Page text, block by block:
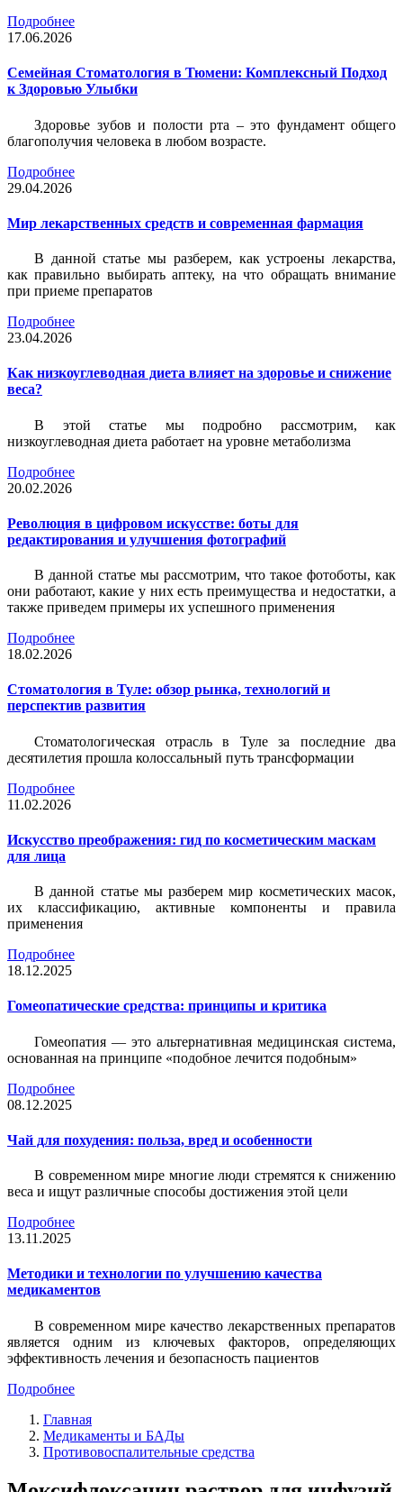
Подробнее
17.06.2026
Семейная Стоматология в Тюмени: Комплексный Подход
к Здоровью Улыбки
Здоровье зубов и полости рта – это фундамент общего
благополучия человека в любом возрасте.
Подробнее
29.04.2026
Мир лекарственных средств и современная фармация
В данной статье мы разберем, как устроены лекарства,
как правильно выбирать аптеку, на что обращать внимание
при приеме препаратов
Подробнее
23.04.2026
Как низкоуглеводная диета влияет на здоровье и снижение
веса?
В этой статье мы подробно рассмотрим, как
низкоуглеводная диета работает на уровне метаболизма
Подробнее
20.02.2026
Революция в цифровом искусстве: боты для
редактирования и улучшения фотографий
В данной статье мы рассмотрим, что такое фотоботы, как
они работают, какие у них есть преимущества и недостатки, а
также приведем примеры их успешного применения
Подробнее
18.02.2026
Стоматология в Туле: обзор рынка, технологий и
перспектив развития
Стоматологическая отрасль в Туле за последние два
десятилетия прошла колоссальный путь трансформации
Подробнее
11.02.2026
Искусство преображения: гид по косметическим маскам
для лица
В данной статье мы разберем мир косметических масок,
их классификацию, активные компоненты и правила
применения
Подробнее
18.12.2025
Гомеопатические средства: принципы и критика
Гомеопатия — это альтернативная медицинская система,
основанная на принципе «подобное лечится подобным»
Подробнее
08.12.2025
Чай для похудения: польза, вред и особенности
В современном мире многие люди стремятся к снижению
веса и ищут различные способы достижения этой цели
Подробнее
13.11.2025
Методики и технологии по улучшению качества
медикаментов
В современном мире качество лекарственных препаратов
является одним из ключевых факторов, определяющих
эффективность лечения и безопасность пациентов
Подробнее
Главная
Медикаменты и БАДы
Противовоспалительные средства